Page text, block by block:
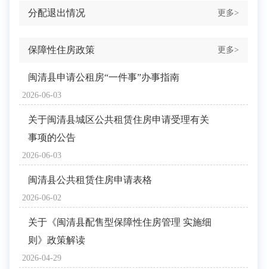
分配退出情况 更多>
保障性住房政策 更多>
2026-06-03
闽清县申请公租房“一件事”办事指南
2026-06-03
关于闽清县城区公共租赁住房申请受理有关
事项的公告
2026-06-02
闽清县公共租赁住房申请表格
2026-04-29
关于《闽清县配售型保障性住房管理 实施细
则》政策解读